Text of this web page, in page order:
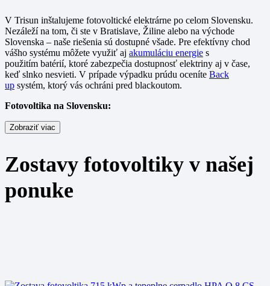
V Trisun inštalujeme fotovoltické elektrárne po celom Slovensku.
Nezáleží na tom, či ste v Bratislave, Žiline alebo na východe
Slovenska – naše riešenia sú dostupné všade. Pre efektívny chod
vášho systému môžete využiť aj akumuláciu energie s
použitím batérií, ktoré zabezpečia dostupnosť elektriny aj v čase,
keď slnko nesvieti. V prípade výpadku prúdu oceníte Back
up systém, ktorý vás ochráni pred blackoutom.
Fotovoltika na Slovensku:
Zobraziť viac
Zostavy fotovoltiky v našej
ponuke